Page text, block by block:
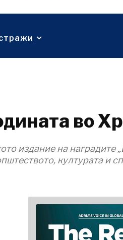
во
издание на наградите
културата и